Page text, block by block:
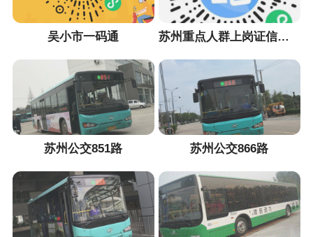
吴小市一码通 苏州重点人群上岗证信息采集小程序
苏州公交851路 苏州公交866路